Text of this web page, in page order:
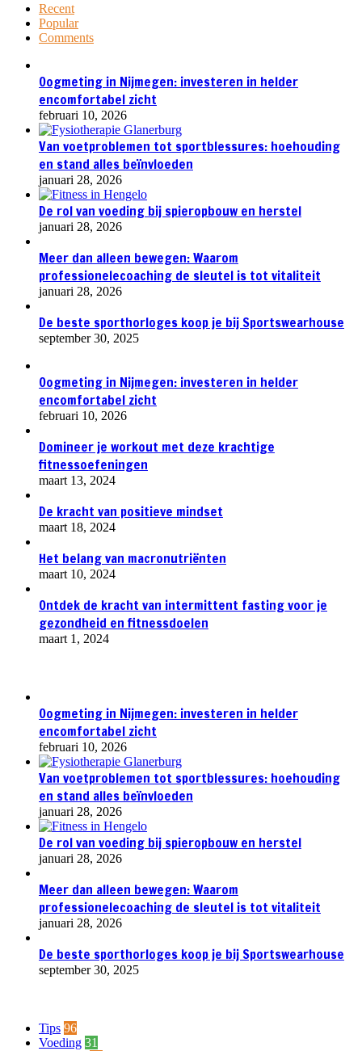
Recent
Popular
Comments
Oogmeting in Nijmegen: investeren in helder
encomfortabel zicht
februari 10, 2026
Van voetproblemen tot sportblessures: hoehouding
en stand alles beïnvloeden
januari 28, 2026
De rol van voeding bij spieropbouw en herstel
januari 28, 2026
Meer dan alleen bewegen: Waarom
professionelecoaching de sleutel is tot vitaliteit
januari 28, 2026
De beste sporthorloges koop je bij Sportswearhouse
september 30, 2025
Oogmeting in Nijmegen: investeren in helder
encomfortabel zicht
februari 10, 2026
Domineer je workout met deze krachtige
fitnessoefeningen
maart 13, 2024
De kracht van positieve mindset
maart 18, 2024
Het belang van macronutriënten
maart 10, 2024
Ontdek de kracht van intermittent fasting voor je
gezondheid en fitnessdoelen
maart 1, 2024
Oogmeting in Nijmegen: investeren in helder
encomfortabel zicht
februari 10, 2026
Van voetproblemen tot sportblessures: hoehouding
en stand alles beïnvloeden
januari 28, 2026
De rol van voeding bij spieropbouw en herstel
januari 28, 2026
Meer dan alleen bewegen: Waarom
professionelecoaching de sleutel is tot vitaliteit
januari 28, 2026
De beste sporthorloges koop je bij Sportswearhouse
september 30, 2025
Tips 96
Voeding 31